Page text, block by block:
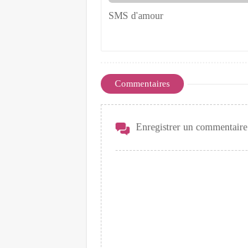
SMS d'amour
Commentaires
Enregistrer un commentaire